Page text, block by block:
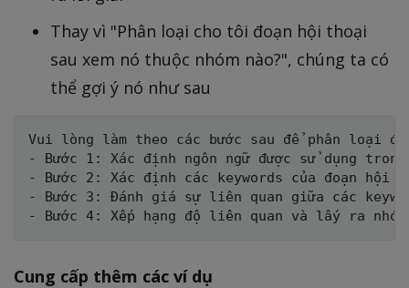
Thay vì "Phân loại cho tôi đoạn hội thoại
sau xem nó thuộc nhóm nào?", chúng ta có
thể gợi ý nó như sau
Vui lòng làm theo các bước sau để phân loại
- Bước 1: Xác định ngôn ngữ được sử dụng
- Bước 2: Xác định các keywords của đoạn hội
- Bước 3: Đánh giá sự liên quan giữa các
Cung cấp thêm các ví dụ